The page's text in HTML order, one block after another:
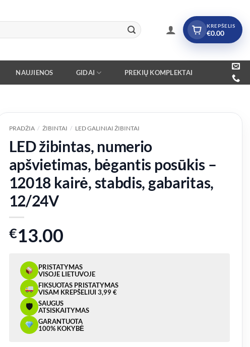
KREPŠELIS
€0.00
NAUJIENOS GIDAI PREKIŲ KOMPLEKTAI
PRADŽIA / ŽIBINTAI / LED GALINIAI ŽIBINTAI
LED žibintas, numerio
apšvietimas, bėgantis posūkis –
12018 kairė, stabdis, gabaritas,
12/24V
€13.00
PRISTATYMAS
VISOJE LIETUVOJE
FIKSUOTAS PRISTATYMAS
VISAM KREPŠELIUI 3,99 €
🛡
SAUGUS
ATSISKAITYMAS
GARANTUOTA
100% KOKYBĖ